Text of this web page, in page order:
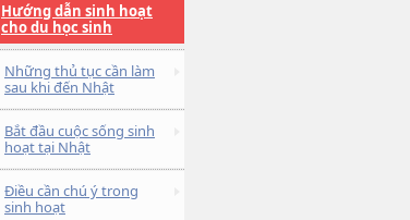
Hướng dẫn sinh hoạt
cho du học sinh
Những thủ tục cần làm
sau khi đến Nhật
Bắt đầu cuộc sống sinh
hoạt tại Nhật
Điều cần chú ý trong
sinh hoạt